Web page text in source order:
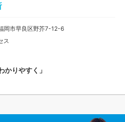
岡市早良区野芥7-12-6
ス
かりやすく」